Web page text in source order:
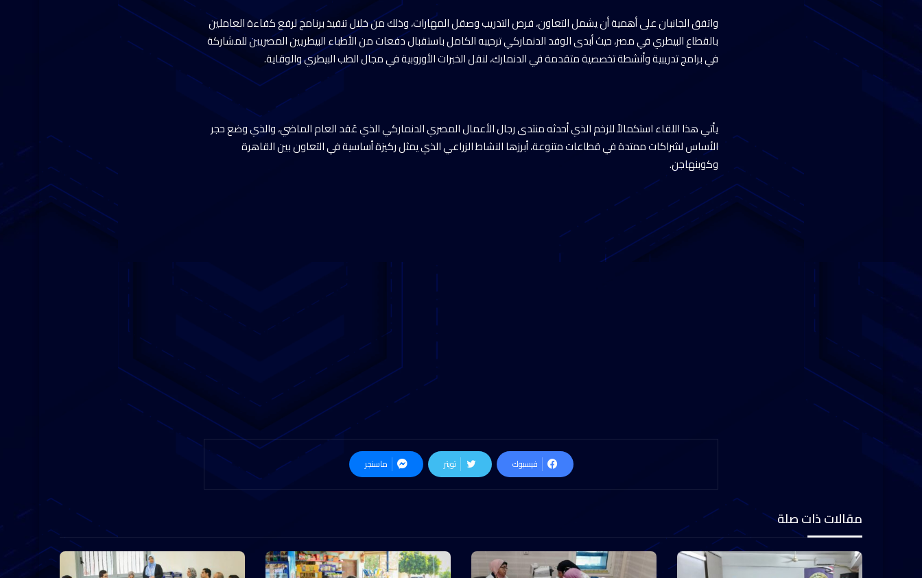
واتفق الجانبان على أهمية أن يشمل التعاون، فرص التدريب وصقل المهارات، وذلك من خلال تنفيذ برنامج لرفع كفاءة العاملين
بالقطاع البيطري في مصر، حيث أبدى الوفد الدنماركي ترحيبه الكامل باستقبال دفعات من الأطباء البيطريين المصريين للمشاركة
في برامج تدريبية وأنشطة تخصصية متقدمة في الدنمارك، لنقل الخبرات الأوروبية في مجال الطب البيطري والوقاية.
يأتي هذا اللقاء استكمالاً للزخم الذي أحدثه منتدى رجال الأعمال المصري الدنماركي الذي عُقد العام الماضي، والذي وضع حجر
الأساس لشراكات ممتدة في قطاعات متنوعة، أبرزها النشاط الزراعي الذي يمثل ركيزة أساسية في التعاون بين القاهرة
وكوبنهاجن.
فيسبوك تويتر ماسنجر
مقالات ذات صلة